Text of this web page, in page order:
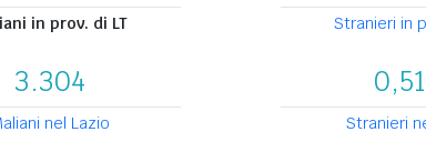
in prov. di LT Stranieri in
3.304
nel Lazio Stranieri